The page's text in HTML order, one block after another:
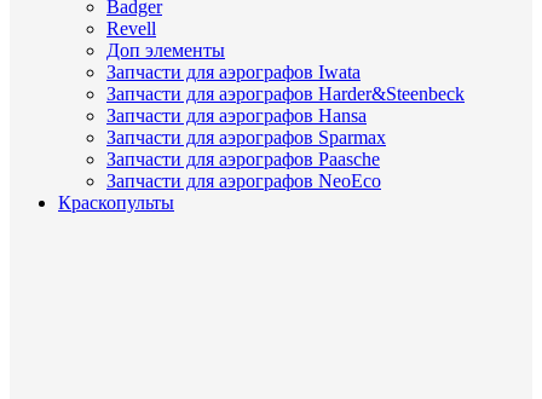
Badger
Revell
Доп элементы
Запчасти для аэрографов Iwata
Запчасти для аэрографов Harder&Steenbeck
Запчасти для аэрографов Hansa
Запчасти для аэрографов Sparmax
Запчасти для аэрографов Paasche
Запчасти для аэрографов NeoEco
Краскопульты